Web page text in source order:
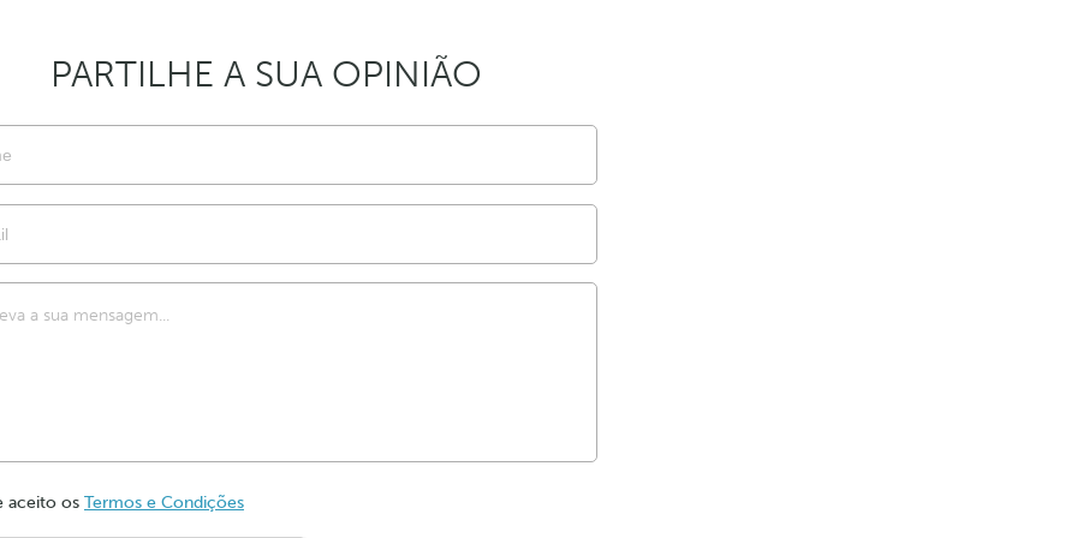
PARTILHE A SUA OPINIÃO
aceito os Termos e Condições